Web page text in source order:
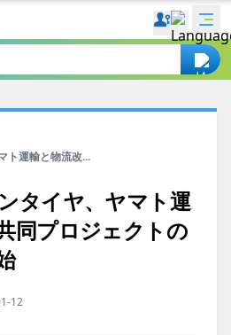
ト運輸と物流改...
タイヤ、ヤマト運
同プロジェクトの
12